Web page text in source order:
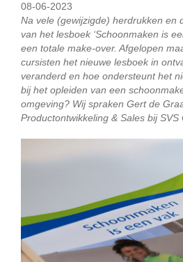
08-06-2023
Na vele (gewijzigde) herdrukken en
van het lesboek ‘Schoonmaken is
een totale make-over. Afgelopen
cursisten het nieuwe lesboek in
veranderd en hoe ondersteunt het
bij het opleiden van een
omgeving? Wij spraken Gert de
Productontwikkeling & Sales bij SVS